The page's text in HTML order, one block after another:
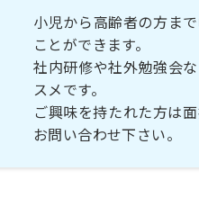
小児から高齢者の方ま
ことができます。
社内研修や社外勉強会
スメです。
ご興味を持たれた方は
お問い合わせ下さい。